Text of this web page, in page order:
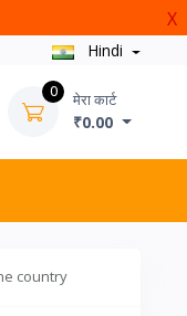
X
Hindi
0 मेरा कार्ट
₹0.00
country